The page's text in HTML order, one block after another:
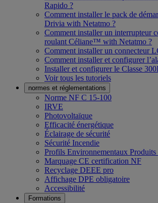
Rapido ?
Comment installer le pack de
Drivia with Netatmo ?
Comment installer un interrupteur
roulant Céliane™ with Netatmo ?
Comment installer un connecteur
Comment installer et configurer
Installer et configurer le Classe
Voir tous les tutoriels
normes et réglementations
Norme NF C 15-100
IRVE
Photovoltaïque
Efficacité énergétique
Éclairage de sécurité
Sécurité Incendie
Profils Environnementaux Produits
Marquage CE certification NF
Recyclage DEEE pro
Affichage DPE obligatoire
Accessibilité
Formations